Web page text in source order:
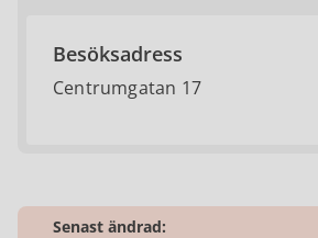
Besöksadress
Centrumgatan 17
Senast ändrad: